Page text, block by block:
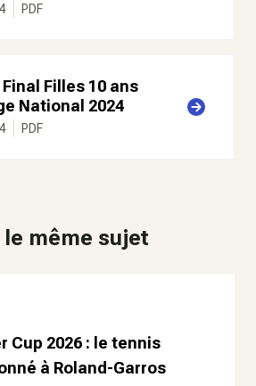
PDF
Filles 10 ans
National 2024
PDF
le même sujet
Cup 2026 : le tennis
à Roland-Garros